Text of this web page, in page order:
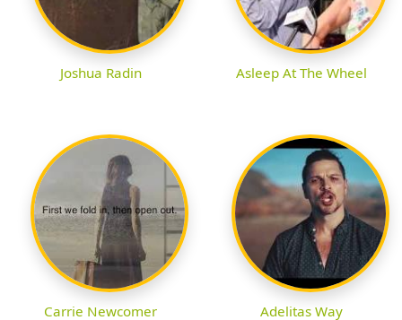
Joshua Radin Asleep At The Wheel
Carrie Newcomer Adelitas Way